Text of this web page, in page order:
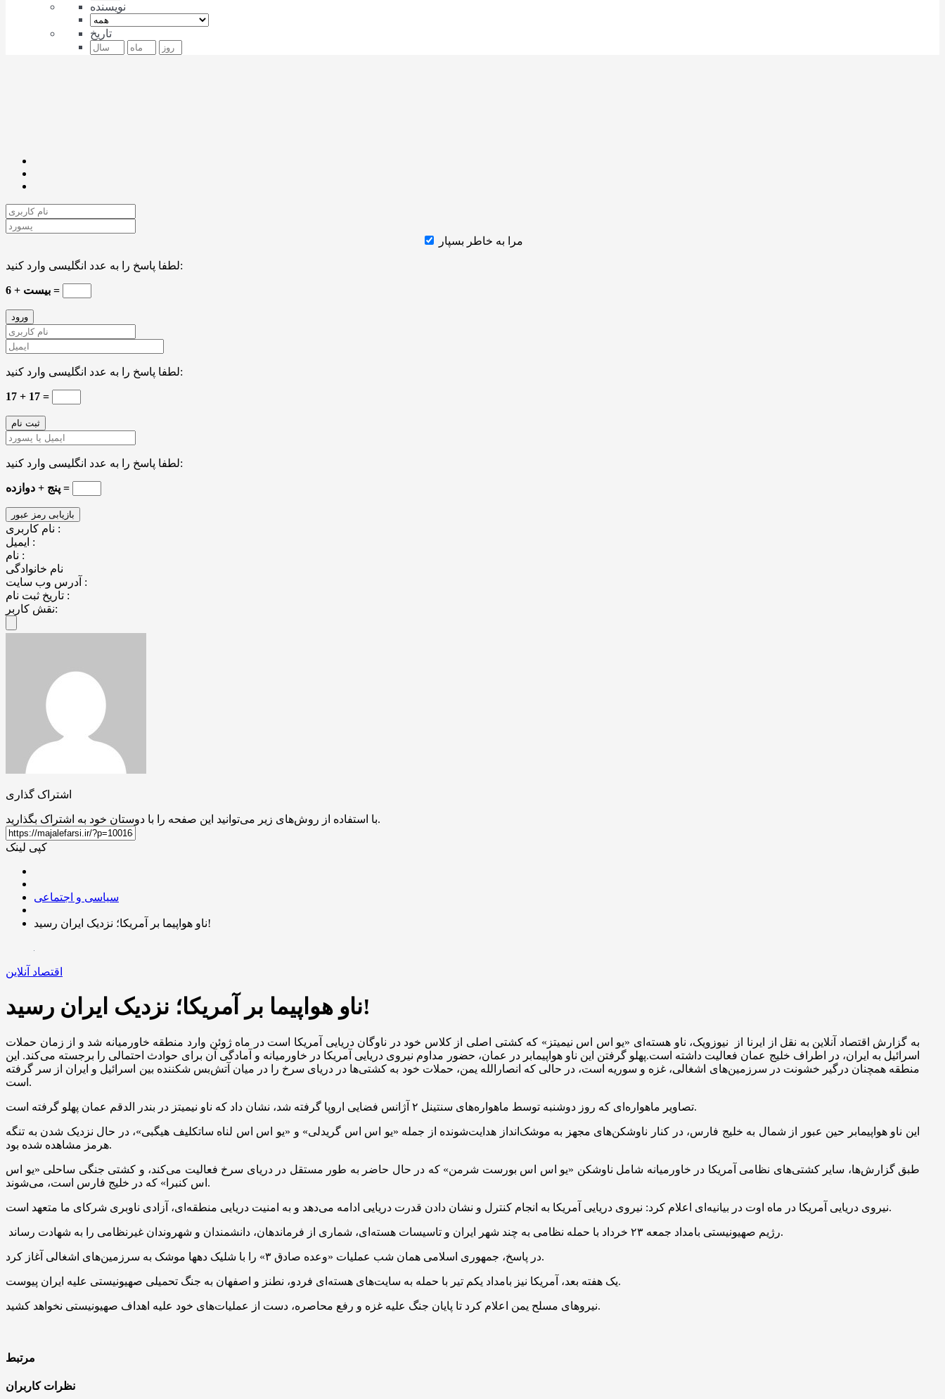
نویسنده
تاریخ
مرا به خاطر بسپار
لطفا پاسخ را به عدد انگلیسی وارد کنید:
بیست + 6 =
لطفا پاسخ را به عدد انگلیسی وارد کنید:
17 + 17 =
لطفا پاسخ را به عدد انگلیسی وارد کنید:
پنج + دوازده =
نام کاربری :
ایمیل :
نام :
نام خانوادگی
آدرس وب سایت :
تاریخ ثبت نام :
نقش کاربر:
اشتراک گذاری
با استفاده از روش‌های زیر می‌توانید این صفحه را با دوستان خود به اشتراک بگذارید.
کپی لینک
سیاسی و اجتماعی
ناو هواپیما بر آمریکا؛ نزدیک ایران رسید!
اقتصاد آنلاین
ناو هواپیما بر آمریکا؛ نزدیک ایران رسید!
به گزارش اقتصاد آنلاین به نقل از ایرنا از نیوزویک، ناو هسته‌ای «یو اس اس نیمیتز» که کشتی اصلی از کلاس خود در ناوگان دریایی آمریکا است در ماه ژوئن وارد منطقه خاورمیانه شد و از زمان حملات
اسرائیل به ایران، در اطراف خلیج عمان فعالیت داشته است.پهلو گرفتن این ناو هواپیمابر در عمان، حضور مداوم نیروی دریایی آمریکا در خاورمیانه و آمادگی آن برای حوادث احتمالی را برجسته می‌کند. این
منطقه همچنان درگیر خشونت در سرزمین‌های اشغالی، غزه و سوریه است، در حالی که انصارالله یمن، حملات خود به کشتی‌ها در دریای سرخ را در میان آتش‌بس شکننده بین اسرائیل و ایران از سر گرفته
است.
تصاویر ماهواره‌ای که روز دوشنبه توسط ماهواره‌های سنتینل ۲ آژانس فضایی اروپا گرفته شد، نشان داد که ناو نیمیتز در بندر الدقم عمان پهلو گرفته است.
این ناو هواپیمابر حین عبور از شمال به خلیج فارس، در کنار ناوشکن‌های مجهز به موشک‌انداز هدایت‌شونده از جمله «یو اس اس گریدلی» و «یو اس اس لناه ساتکلیف هیگبی»، در حال نزدیک شدن به تنگه
هرمز مشاهده شده بود.
طبق گزارش‌ها، سایر کشتی‌های نظامی آمریکا در خاورمیانه شامل ناوشکن «یو اس اس بورست شرمن» که در حال حاضر به طور مستقل در دریای سرخ فعالیت می‌کند، و کشتی جنگی ساحلی «یو اس
اس کنبرا» که در خلیج فارس است، می‌شوند.
نیروی دریایی آمریکا در ماه اوت در بیانیه‌ای اعلام کرد: نیروی دریایی آمریکا به انجام کنترل و نشان دادن قدرت دریایی ادامه می‌دهد و به امنیت دریایی منطقه‌ای، آزادی ناوبری شرکای ما متعهد است.
رژیم صهیونیستی بامداد جمعه ۲۳ خرداد با حمله نظامی به چند شهر ایران و تاسیسات هسته‌ای، شماری از فرماندهان، دانشمندان و شهروندان غیرنظامی را به شهادت رساند.
در پاسخ، جمهوری اسلامی همان شب عملیات «وعده صادق ۳» را با شلیک دهها موشک به سرزمین‌های اشغالی آغاز کرد.
یک هفته بعد، آمریکا نیز بامداد یکم تیر با حمله به سایت‌های هسته‌ای فردو، نطنز و اصفهان به جنگ تحمیلی صهیونیستی علیه ایران پیوست.
نیروهای مسلح یمن اعلام کرد تا پایان جنگ علیه غزه و رفع محاصره، دست از عملیات‌های خود علیه اهداف صهیونیستی نخواهد کشید.
مرتبط
نظرات کاربران